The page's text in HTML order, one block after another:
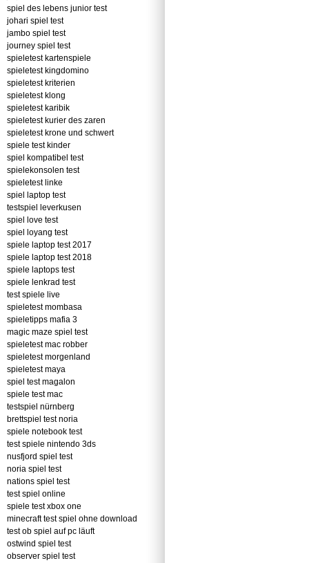
spiel des lebens junior test
johari spiel test
jambo spiel test
journey spiel test
spieletest kartenspiele
spieletest kingdomino
spieletest kriterien
spieletest klong
spieletest karibik
spieletest kurier des zaren
spieletest krone und schwert
spiele test kinder
spiel kompatibel test
spielekonsolen test
spieletest linke
spiel laptop test
testspiel leverkusen
spiel love test
spiel loyang test
spiele laptop test 2017
spiele laptop test 2018
spiele laptops test
spiele lenkrad test
test spiele live
spieletest mombasa
spieletipps mafia 3
magic maze spiel test
spieletest mac robber
spieletest morgenland
spieletest maya
spiel test magalon
spiele test mac
testspiel nürnberg
brettspiel test noria
spiele notebook test
test spiele nintendo 3ds
nusfjord spiel test
noria spiel test
nations spiel test
test spiel online
spiele test xbox one
minecraft test spiel ohne download
test ob spiel auf pc läuft
ostwind spiel test
observer spiel test